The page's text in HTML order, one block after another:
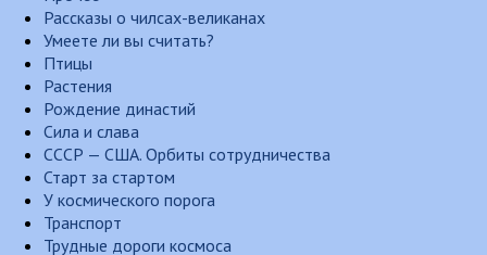
Рассказы о чилсах-великанах
Умеете ли вы считать?
Птицы
Растения
Рождение династий
Сила и слава
СССР — США. Орбиты сотрудничества
Старт за стартом
У космического порога
Транспорт
Трудные дороги космоса